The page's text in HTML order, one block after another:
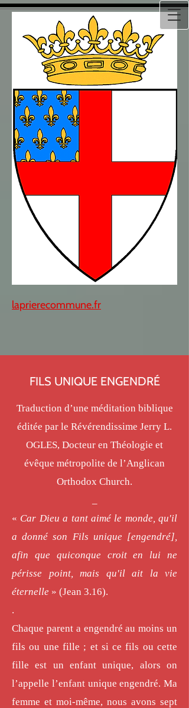
laprierecommune.fr
FILS UNIQUE ENGENDRÉ
Traduction d’une méditation biblique
éditée par le Révérendissime Jerry L.
OGLES, Docteur en Théologie et
évêque métropolite de l’Anglican
Orthodox Church.
« Car Dieu a tant aimé le monde, qu'il
a donné son Fils unique [engendré],
afin que quiconque croit en lui ne
périsse point, mais qu'il ait la vie
éternelle » (Jean 3.16).
.
Chaque parent a engendré au moins un
fils ou une fille ; et si ce fils ou cette
fille est un enfant unique, alors on
l’appelle l’enfant unique engendré. Ma
femme et moi-même, nous avons sept